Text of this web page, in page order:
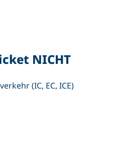
NICHT
(IC, EC, ICE)